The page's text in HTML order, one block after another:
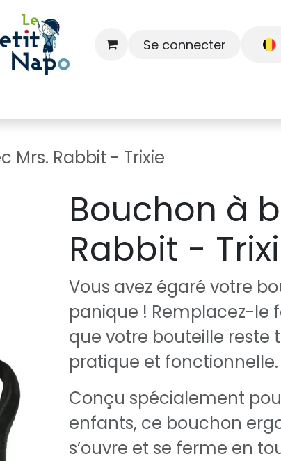
Se connecter
Mrs. Rabbit - Trixie
Bouchon à
Rabbit -
Vous avez égaré votre
panique ! Remplacez-le
que votre bouteille reste
pratique et fonctionnelle.
Conçu spécialement
enfants, ce bouchon
s’ouvre et se ferme en